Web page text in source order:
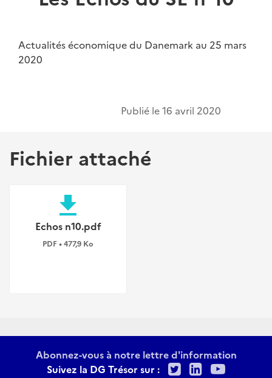
Actualités économique du Danemark au 25 mars
2020
Publié le16 avril 2020
Fichier attaché
file_download
Echos n10.pdf
PDF • 477,9 Ko
Abonnez-vous à notre lettre d'information
Suivez la DG Trésor sur :
TwitterLinkedIn